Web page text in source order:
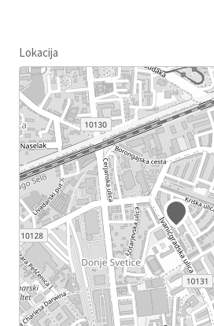
Lokacija